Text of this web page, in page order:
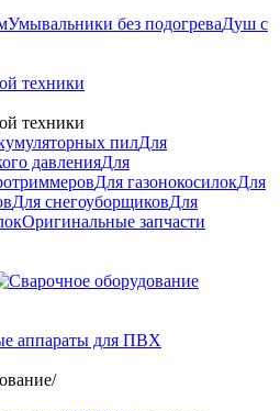
Умывальники без подогреваДуш с
техники
техники
пилДля
давленияДля
Для газонокосилокДля
Для снегоуборщиковДля
Оригинальные запчасти
аппараты для ПВХ
/